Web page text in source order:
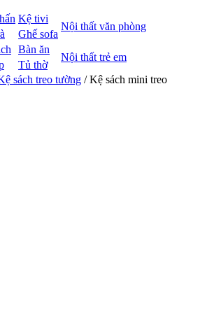
Kệ tivi
Nội thất văn phòng
Ghế sofa
Bàn ăn
Nội thất trẻ em
Tủ thờ
sách treo tường / Kệ sách mini treo